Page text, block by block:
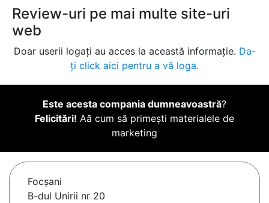
Review-uri pe mai multe site-uri
web
Doar userii logați au acces la această informație. Da-
ți click aici pentru a vă loga.
Este acesta compania dumneavoastră?
Felicitări! Aă cum să primești materialele de
marketing
Focşani
B-dul Unirii nr 20